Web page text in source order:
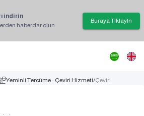
indirin
haberdar olun
Buraya Tıklayın
Yeminli Tercüme - Çeviri Hizmeti/Çeviri